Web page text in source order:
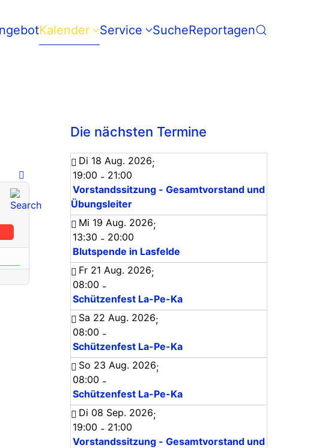
Kalender Service SucheReportagen
Die nächsten Termine
Di 18 Aug. 2026;
19:00 - 21:00
Vorstandssitzung - Gesamtvorstand und
Übungsleiter
Mi 19 Aug. 2026;
13:30 - 20:00
Blutspende in Lasfelde
Fr 21 Aug. 2026;
08:00 -
Schützenfest La-Pe-Ka
Sa 22 Aug. 2026;
08:00 -
Schützenfest La-Pe-Ka
So 23 Aug. 2026;
08:00 -
Schützenfest La-Pe-Ka
Di 08 Sep. 2026;
19:00 - 21:00
Vorstandssitzung - Gesamtvorstand und